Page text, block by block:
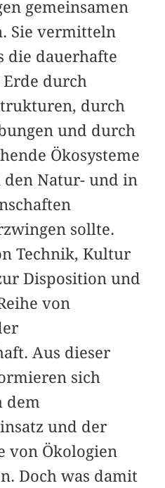
gemeinsamen
Sie vermitteln
die dauerhafte
durch
durch
und durch
Ökosysteme
Natur- und in
sollte.
Technik, Kultur
Disposition und
von
Aus dieser
sich
dem
und der
von Ökologien
Doch was damit